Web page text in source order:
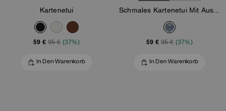
Kartenetui
59 € 95 € (37%)
In Den Warenkorb
59 € 95 € (37%)
In Den Warenkorb